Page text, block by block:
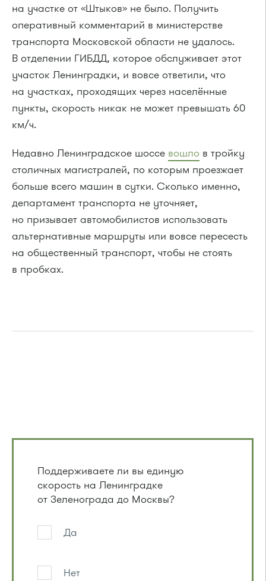
на участке от «Штыков» не было. Получить
оперативный комментарий в министерстве
транспорта Московской области не удалось.
В отделении ГИБДД, которое обслуживает этот
участок Ленинградки, и вовсе ответили, что
на участках, проходящих через населённые
пункты, скорость никак не может превышать 60
км/ч.
Недавно Ленинградское шоссе вошло в тройку
столичных магистралей, по которым проезжает
больше всего машин в сутки. Сколько именно,
департамент транспорта не уточняет,
но призывает автомобилистов использовать
альтернативные маршруты или вовсе пересесть
на общественный транспорт, чтобы не стоять
в пробках.
Поддерживаете ли вы единую
скорость на Ленинградке
от Зеленограда до Москвы?
Да
Нет